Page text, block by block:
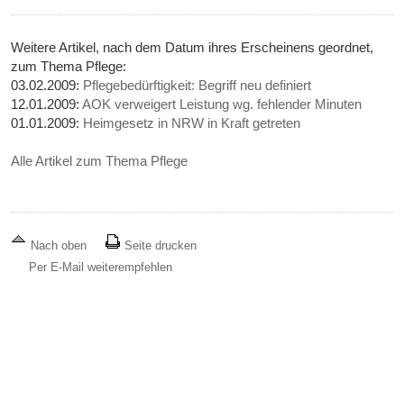
Weitere Artikel, nach dem Datum ihres Erscheinens geordnet,
zum Thema Pflege:
03.02.2009: Pflegebedürftigkeit: Begriff neu definiert
12.01.2009:AOK verweigert Leistung wg. fehlender Minuten
01.01.2009: Heimgesetz in NRW in Kraft getreten
Alle Artikel zum Thema Pflege
Nach oben
Seite drucken
Per E-Mail weiterempfehlen